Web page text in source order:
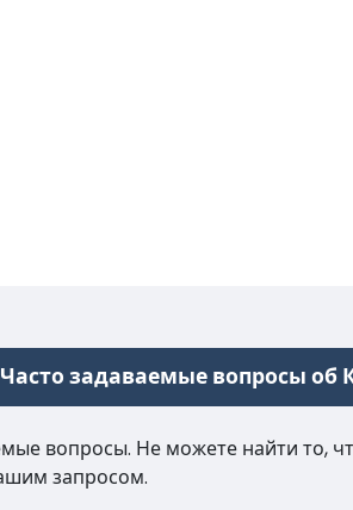
Часто задаваемые вопросы об
вопросы. Не можете найти то,
запросом.